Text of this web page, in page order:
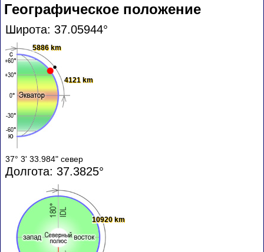
Географическое положение
Широта: 37.05944°
5886 km
4121 km
37° 3' 33.984" север
Долгота: 37.3825°
10920 km